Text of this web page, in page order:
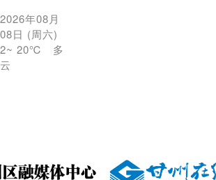
2026年08月
08日 (周六)
2~ 20℃
多
云